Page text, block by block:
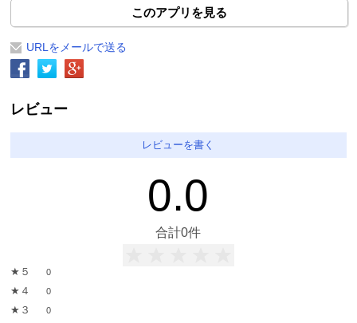
このアプリを見る
URLをメールで送る
レビュー
レビューを書く
0.0
合計0件
★５ 0
★４ 0
★３ 0